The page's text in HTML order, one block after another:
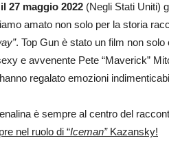
il 27 maggio 2022 (Negli Stati Uniti)
amato non solo per la storia
. Top Gun è stato un film non
e avvenente Pete “Maverick”
regalato emozioni
è sempre al centro del
nel ruolo di “Iceman”Kazansky!